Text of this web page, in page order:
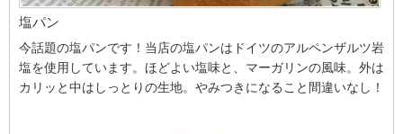
塩パン
今話題の塩パンです！当店の塩パンはドイツのアルペンザルツ岩
塩を使用しています。ほどよい塩味と、マーガリンの風味。外は
カリッと中はしっとりの生地。やみつきになること間違いなし！